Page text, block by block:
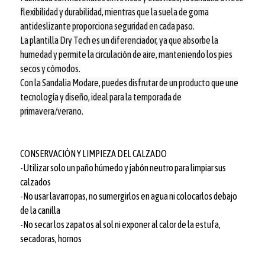
flexibilidad y durabilidad, mientras que la suela de goma
antideslizante proporciona seguridad en cada paso.
La plantilla Dry Tech es un diferenciador, ya que absorbe la
humedad y permite la circulación de aire, manteniendo los pies
secos y cómodos.
Con la Sandalia Modare, puedes disfrutar de un producto que une
tecnología y diseño, ideal para la temporada de
primavera/verano.
CONSERVACIÓN Y LIMPIEZA DEL CALZADO
-Utilizar solo un paño húmedo y jabón neutro para limpiar sus
calzados
-No usar lavarropas, no sumergirlos en agua ni colocarlos debajo
de la canilla
-No secar los zapatos al sol ni exponer al calor de la estufa,
secadoras, hornos